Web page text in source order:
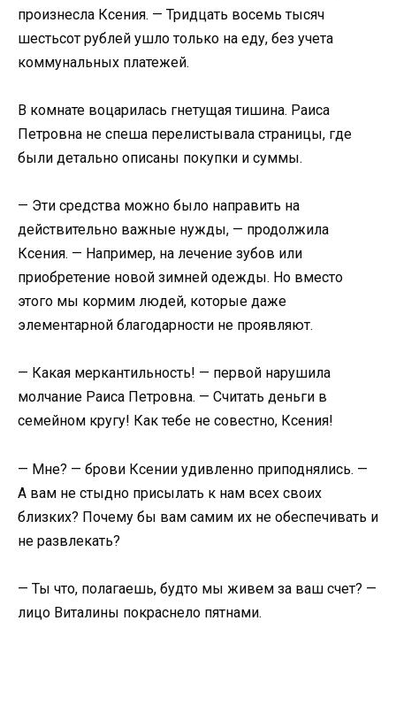
произнесла Ксения. — Тридцать восемь тысяч
шестьсот рублей ушло только на еду, без учета
коммунальных платежей.
В комнате воцарилась гнетущая тишина. Раиса
Петровна не спеша перелистывала страницы, где
были детально описаны покупки и суммы.
— Эти средства можно было направить на
действительно важные нужды, — продолжила
Ксения. — Например, на лечение зубов или
приобретение новой зимней одежды. Но вместо
этого мы кормим людей, которые даже
элементарной благодарности не проявляют.
— Какая меркантильность! — первой нарушила
молчание Раиса Петровна. — Считать деньги в
семейном кругу! Как тебе не совестно, Ксения!
— Мне? — брови Ксении удивленно приподнялись. —
А вам не стыдно присылать к нам всех своих
близких? Почему бы вам самим их не обеспечивать и
не развлекать?
— Ты что, полагаешь, будто мы живем за ваш счет? —
лицо Виталины покраснело пятнами.